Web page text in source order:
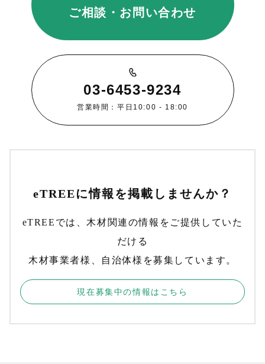
ご相談・お問い合わせ
03-6453-9234
営業時間：平日10:00 - 18:00
eTREEに情報を掲載しませんか？
eTREEでは、木材関連の情報をご提供していた
だける
木材事業者様、自治体様を募集しています。
現在募集中の情報はこちら